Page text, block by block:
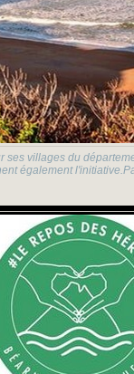
villages du
également